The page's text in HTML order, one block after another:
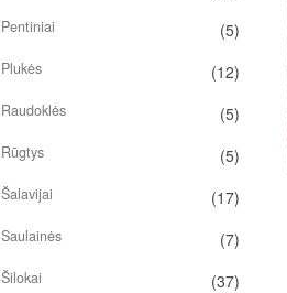
Pentiniai (5)
Plukės (12)
Raudoklės (5)
Rūgtys (5)
Šalavijai (17)
Saulainės (7)
Šilokai (37)